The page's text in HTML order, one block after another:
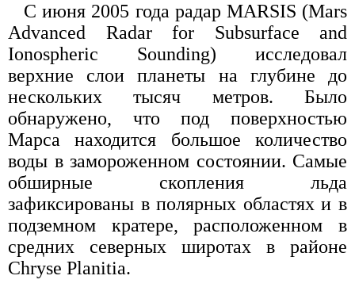
С июня 2005 года радар MARSIS (Mars
Advanced Radar for Subsurface and
Ionospheric Sounding) исследовал
верхние слои планеты на глубине до
нескольких тысяч метров. Было
обнаружено, что под поверхностью
Марса находится большое количество
воды в замороженном состоянии. Самые
обширные скопления льда
зафиксированы в полярных областях и в
подземном кратере, расположенном в
средних северных широтах в районе
Chryse Planitia.